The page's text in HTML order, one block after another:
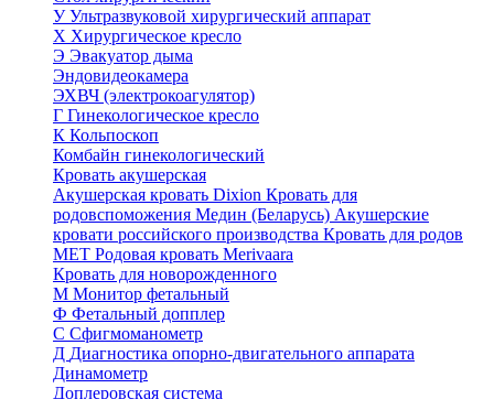
УУльтразвуковой хирургический аппарат
Х Хирургическое кресло
Э Эвакуатор дыма
Эндовидеокамера
ЭХВЧ (электрокоагулятор)
Г Гинекологическое кресло
К Кольпоскоп
Комбайн гинекологический
Кровать акушерская
Акушерская кровать Dixion Кровать для
родовспоможения Медин (Беларусь) Акушерские
кровати российского производства Кровать для родов
МЕТ Родовая кровать Merivaara
Кровать для новорожденного
М Монитор фетальный
Ф Фетальный допплер
C Cфигмоманометр
Д Диагностика опорно-двигательного аппарата
Динамометр
Доплеровская система